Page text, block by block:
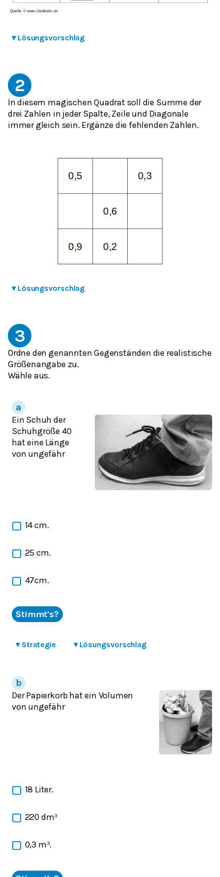
▾ Lösungsvorschlag
2
In diesem magischen Quadrat soll die Summe der
drei Zahlen in jeder Spalte, Zeile und Diagonale
immer gleich sein. Ergänze die fehlenden Zahlen.
▾ Lösungsvorschlag
3
Ordne den genannten Gegenständen die realistische
Größenangabe zu.
Wähle aus.
Ein Schuh der
Schuhgröße 40
hat eine Länge
von ungefähr
14 cm.
25 cm.
47cm.
Stimmt's?
▾ Strategie ▾ Lösungsvorschlag
Der Papierkorb hat ein Volumen
von ungefähr
18 Liter.
220 dm³
0,3 m³.